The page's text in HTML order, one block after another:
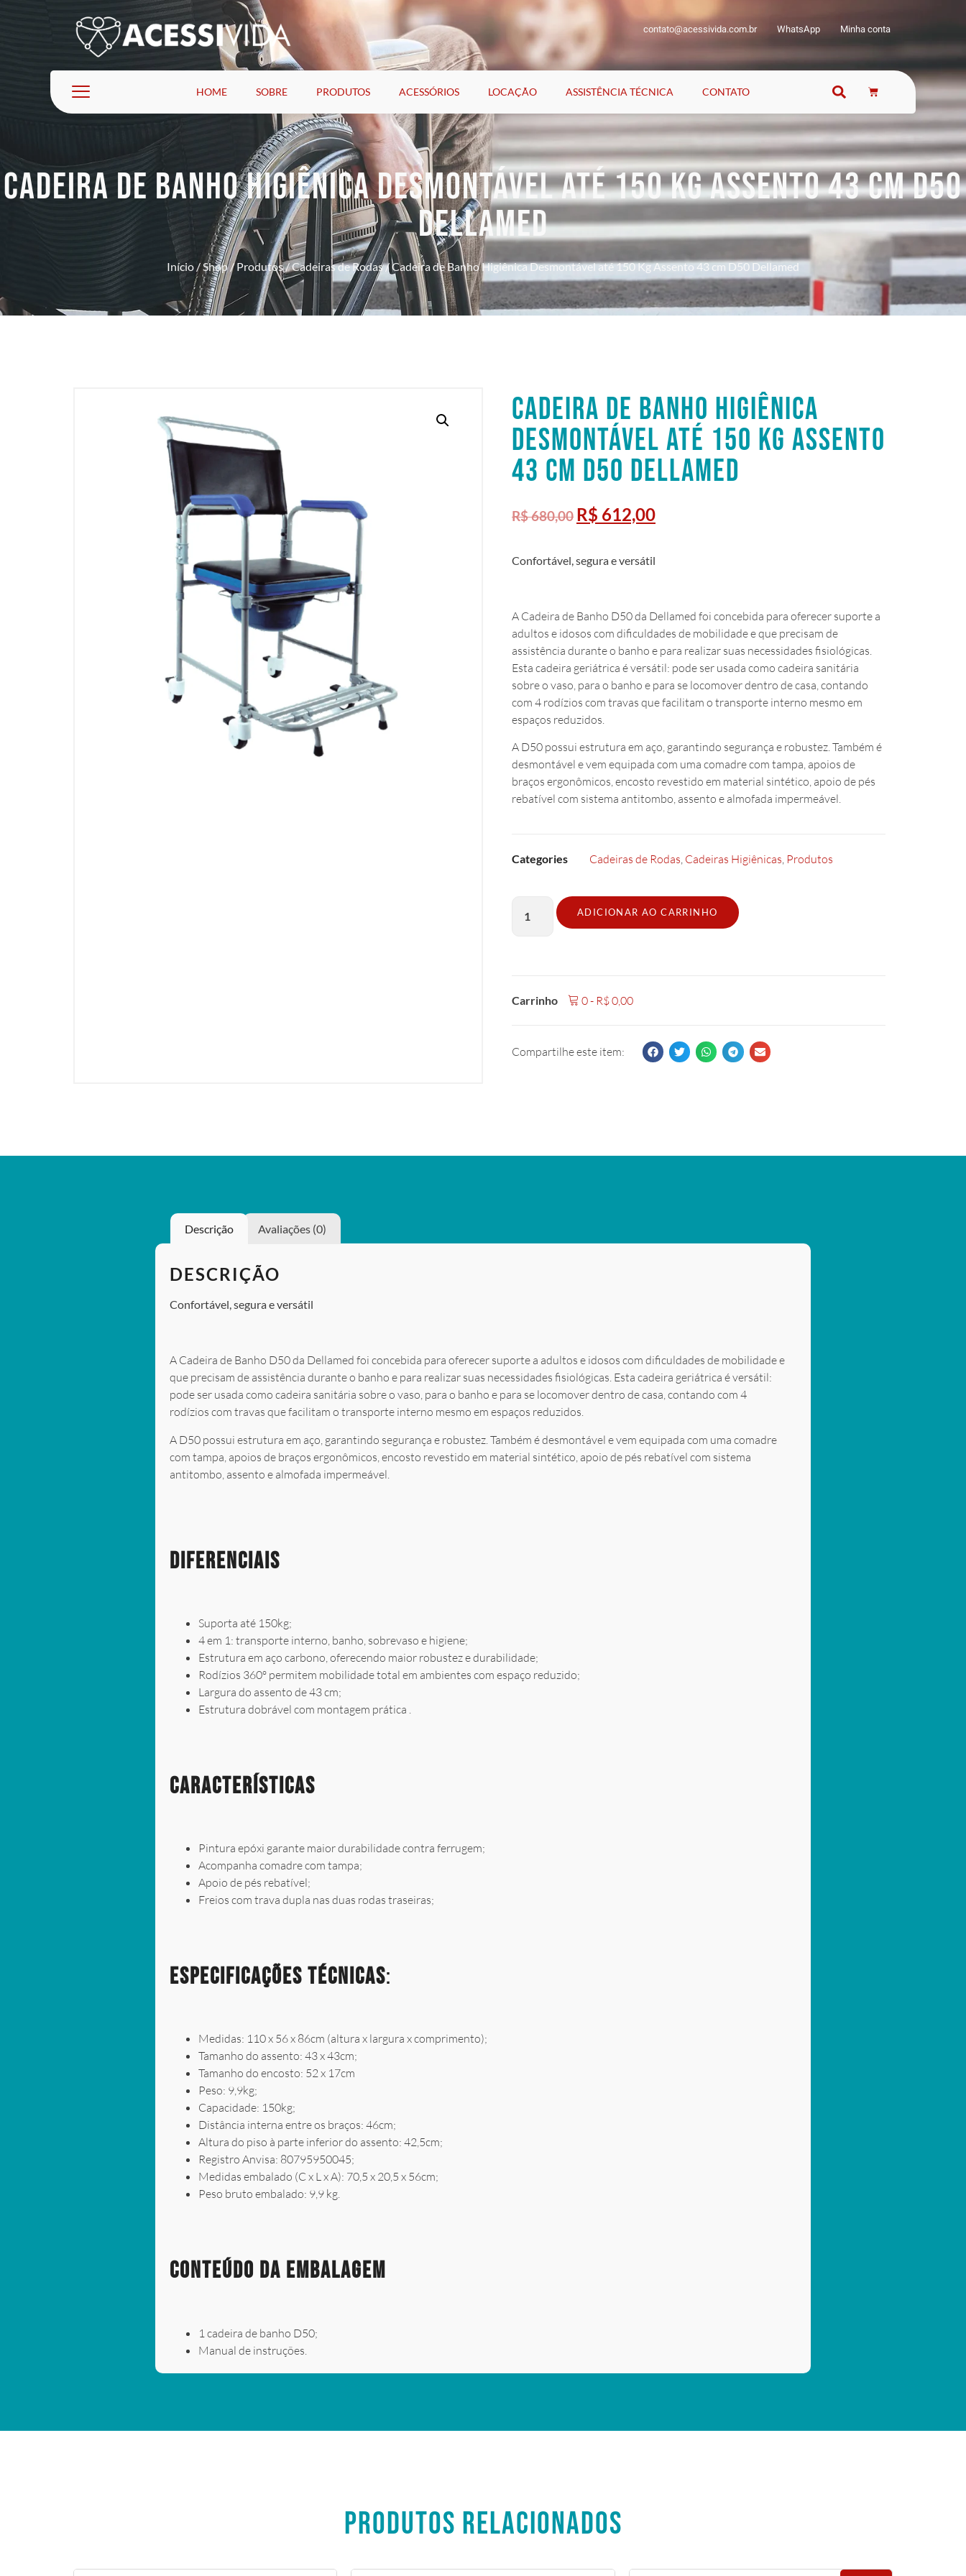
contato@acessivida.com.br WhatsApp Minha conta
HOME SOBRE PRODUTOS ACESSÓRIOS LOCAÇÃO ASSISTÊNCIA TÉCNICA CONTATO
CADEIRA DE BANHO HIGIÊNICA DESMONTÁVEL ATÉ 150 KG ASSENTO 43 CM D50
DELLAMED
Início /Shop/Produtos/Cadeiras de Rodas/ Cadeira de Banho Higiênica Desmontável até 150 Kg Assento 43 cm D50 Dellamed
CADEIRA DE BANHO HIGIÊNICA
DESMONTÁVEL ATÉ 150 KG ASSENTO
43 CM D50 DELLAMED
R$680,00 R$ 612,00
Confortável, segura e versátil
A Cadeira de Banho D50 da Dellamed foi concebida para oferecer suporte a
adultos e idosos com dificuldades de mobilidade e que precisam de
assistência durante o banho e para realizar suas necessidades fisiológicas.
Esta cadeira geriátrica é versátil: pode ser usada como cadeira sanitária
sobre o vaso, para o banho e para se locomover dentro de casa, contando
com 4 rodízios com travas que facilitam o transporte interno mesmo em
espaços reduzidos.
A D50 possui estrutura em aço, garantindo segurança e robustez. Também é
desmontável e vem equipada com uma comadre com tampa, apoios de
braços ergonômicos, encosto revestido em material sintético, apoio de pés
rebatível com sistema antitombo, assento e almofada impermeável.
Categories Cadeiras de Rodas Cadeiras Higiênicas Produtos
ADICIONAR AO CARRINHO
Carrinho 0- R$0,00
Compartilhe este item:
Descrição Avaliações (0)
DESCRIÇÃO
Confortável, segura e versátil
A Cadeira de Banho D50 da Dellamed foi concebida para oferecer suporte a adultos e idosos com dificuldades de mobilidade e
que precisam de assistência durante o banho e para realizar suas necessidades fisiológicas. Esta cadeira geriátrica é versátil:
pode ser usada como cadeira sanitária sobre o vaso, para o banho e para se locomover dentro de casa, contando com 4
rodízios com travas que facilitam o transporte interno mesmo em espaços reduzidos.
A D50 possui estrutura em aço, garantindo segurança e robustez. Também é desmontável e vem equipada com uma comadre
com tampa, apoios de braços ergonômicos, encosto revestido em material sintético, apoio de pés rebatível com sistema
antitombo, assento e almofada impermeável.
Diferenciais
Suporta até 150kg;
4 em 1: transporte interno, banho, sobrevaso e higiene;
Estrutura em aço carbono, oferecendo maior robustez e durabilidade;
Rodízios 360º permitem mobilidade total em ambientes com espaço reduzido;
Largura do assento de 43 cm;
Estrutura dobrável com montagem prática .
Características
Pintura epóxi garante maior durabilidade contra ferrugem;
Acompanha comadre com tampa;
Apoio de pés rebatível;
Freios com trava dupla nas duas rodas traseiras;
Especificações Técnicas:
Medidas: 110 x 56 x 86cm (altura x largura x comprimento);
Tamanho do assento: 43 x 43cm;
Tamanho do encosto: 52 x 17cm
Peso: 9,9kg;
Capacidade: 150kg;
Distância interna entre os braços: 46cm;
Altura do piso à parte inferior do assento: 42,5cm;
Registro Anvisa: 80795950045;
Medidas embalado (C x L x A): 70,5 x 20,5 x 56cm;
Peso bruto embalado: 9,9 kg.
Conteúdo da Embalagem
1 cadeira de banho D50;
Manual de instruções.
PRODUTOS RELACIONADOS